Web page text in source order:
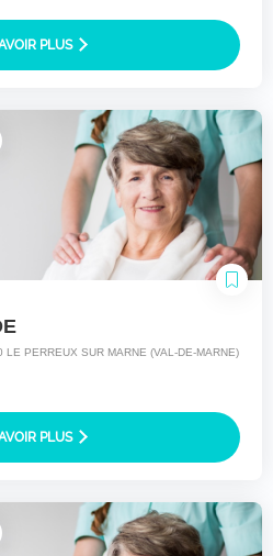
PLUS
PERREUX SUR MARNE (VAL-DE-MARNE)
PLUS